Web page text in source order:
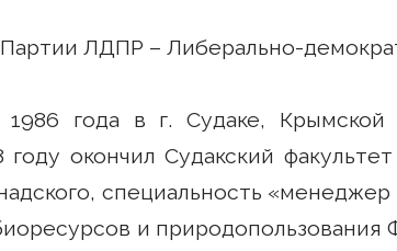
ЛДПР – Либерально-
1986 года в г. Судаке,
году окончил Судакский
специальность «менеджер
и